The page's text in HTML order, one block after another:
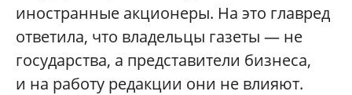
иностранные акционеры. На это главред
ответила, что владельцы газеты — не
государства, а представители бизнеса,
и на работу редакции они не влияют.